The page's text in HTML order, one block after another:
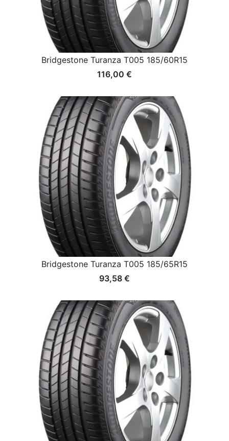
Bridgestone Turanza T005 185/60R15
116,00 €
Bridgestone Turanza T005 185/65R15
93,58 €